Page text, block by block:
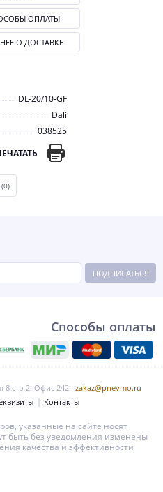
DL-20/10-GF
Dali
038525
ОПЛАТЫ
О ДОСТАВКЕ
(0)
ПОДПИСАТЬСЯ
Способы оплаты
8 стр 2. Офис 242. zakaz@pnevmo.ru
Контакты
указанные на сайте носят
быть без уведомления изменены
качества и эффективности